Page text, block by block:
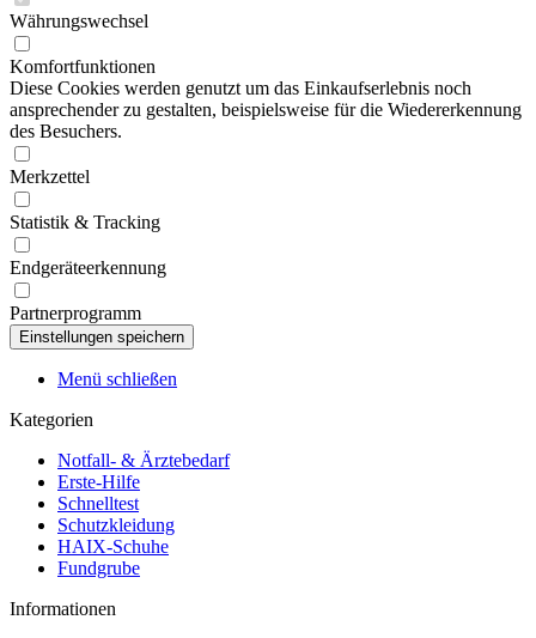
Währungswechsel
Komfortfunktionen
Diese Cookies werden genutzt um das Einkaufserlebnis noch
ansprechender zu gestalten, beispielsweise für die Wiedererkennung
des Besuchers.
Merkzettel
Statistik & Tracking
Endgeräteerkennung
Partnerprogramm
Menü schließen
Kategorien
Notfall- & Ärztebedarf
Erste-Hilfe
Schnelltest
Schutzkleidung
HAIX-Schuhe
Fundgrube
Informationen